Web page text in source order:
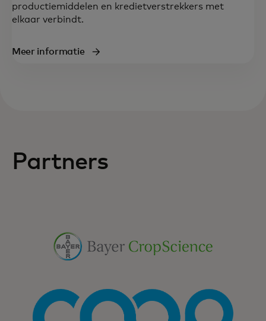
productiemiddelen en kredietverstrekkers met
elkaar verbindt.
Meer informatie
Partners